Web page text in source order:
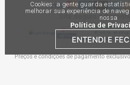
Cookies: a gente guarda
melhorar sua experiência de
nossa
Política de
ENTENDI E
Site Seguro e
Preços e condições de pagamento